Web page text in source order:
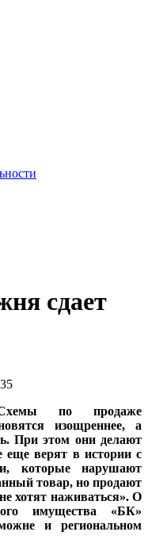
сдает
по продаже
изощреннее, а
При этом они делают
еще верят в истории с
которые нарушают
товар, но продают
хотят наживаться». О
имущества «БК»
и региональном